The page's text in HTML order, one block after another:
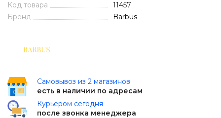
Код товара
11457
Бренд
Barbus
Самовывоз из 2 магазинов
есть в наличии по адресам
Курьером сегодня
после звонка менеджера